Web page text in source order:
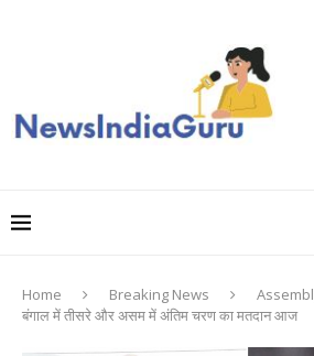
Home Breaking News
बंगाल में तीसरे और असम में अंतिम चरण का मतदान आज